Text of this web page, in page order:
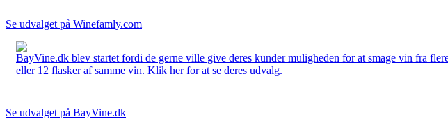
Se udvalget på Winefamly.com
BayVine.dk blev startet fordi de gerne ville give deres kunder muligheden for at smage vin fra
eller 12 flasker af samme vin. Klik her for at se deres udvalg.
Se udvalget på BayVine.dk